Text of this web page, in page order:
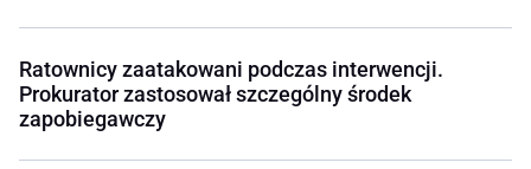
Ratownicy zaatakowani podczas interwencji.
Prokurator zastosował szczególny środek
zapobiegawczy